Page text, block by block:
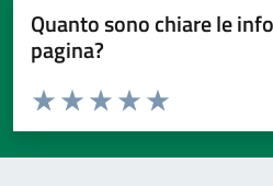
Quanto sono chiare le
pagina?
Domanda
Valuta da 1 a 5 stelle la pagina
Valuta 5 stelle
Valuta 4 stelle su 5
Valuta 3 stelle su 5
Valuta 2 stelle su 5
Valuta 1 stelle su 5